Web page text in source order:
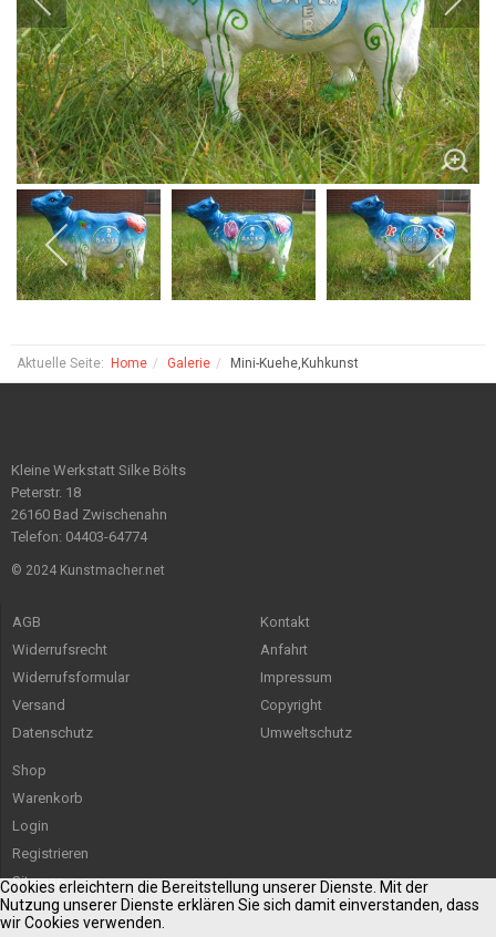
Aktuelle Seite: Home Galerie Mini-Kuehe,Kuhkunst
Kleine Werkstatt Silke Bölts
Peterstr. 18
26160 Bad Zwischenahn
Telefon: 04403-64774
© 2024 Kunstmacher.net
AGB
Widerrufsrecht
Widerrufsformular
Versand
Datenschutz
Kontakt
Anfahrt
Impressum
Copyright
Umweltschutz
Shop
Warenkorb
Login
Registrieren
Sitemap
Cookies erleichtern die Bereitstellung unserer Dienste. Mit der
Nutzung unserer Dienste erklären Sie sich damit einverstanden, dass
wir Cookies verwenden.